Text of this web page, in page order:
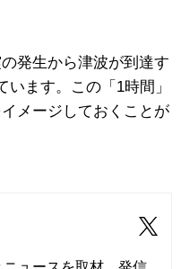
発生から津波が到達す
ます。この「1時間」
メージしておくことが